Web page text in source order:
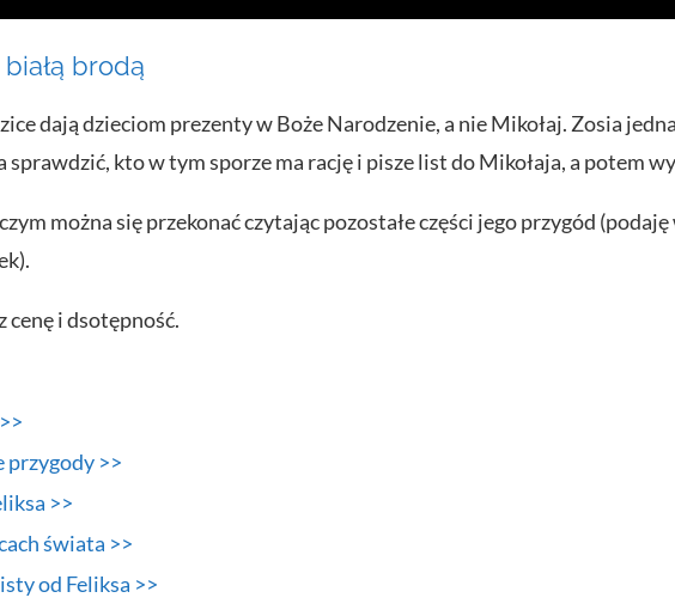
brodą
dają dzieciom prezenty w Boże Narodzenie, a nie Mikołaj. Zosia
kto w tym sporze ma rację i pisze list do Mikołaja, a potem
można się przekonać czytając pozostałe części jego przygód
i dsotępność.
przygody >>
>>
świata >>
od Feliksa >>